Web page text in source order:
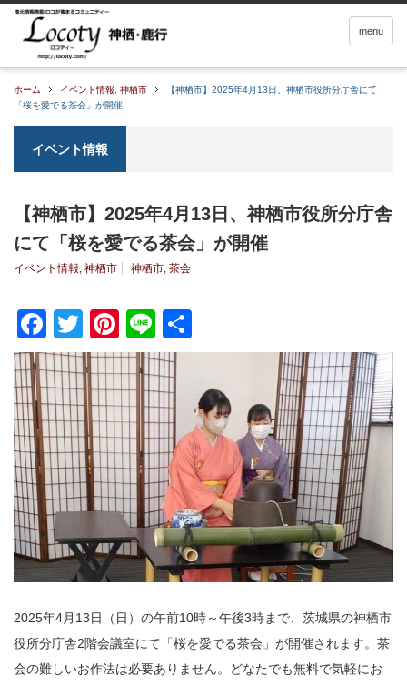
menu
ホーム イベント情報 神栖市
【神栖市】2025年4月13日、神栖市役所分庁舎にて
「桜を愛でる茶会」が開催
イベント情報
【神栖市】2025年4月13日、神栖市役所分庁舎
にて「桜を愛でる茶会」が開催
イベント情報, 神栖市 神栖市, 茶会
Facebook
TwitterPinterest
Line
有
2025年4月13日（日）の午前10時～午後3時まで、茨城県の神栖市
役所分庁舎2階会議室にて「桜を愛でる茶会」が開催されます。茶
会の難しいお作法は必要ありません。どなたでも無料で気軽にお